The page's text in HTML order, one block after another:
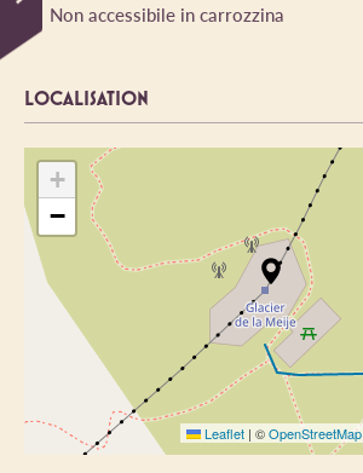
Non accessibile in carrozzina
LOCALISATION
+
−
Leaflet | ©OpenStreetMap